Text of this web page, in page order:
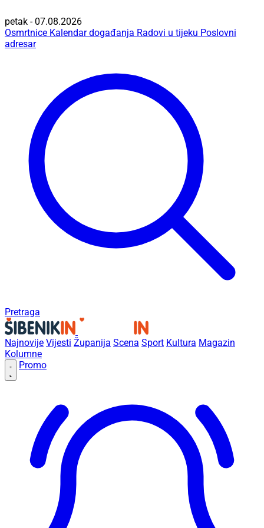
petak - 07.08.2026
Osmrtnice Kalendar događanja Radovi u tijeku Poslovni
adresar
Pretraga
Najnovije Vijesti Županija Scena Sport Kultura Magazin
Kolumne
Promo